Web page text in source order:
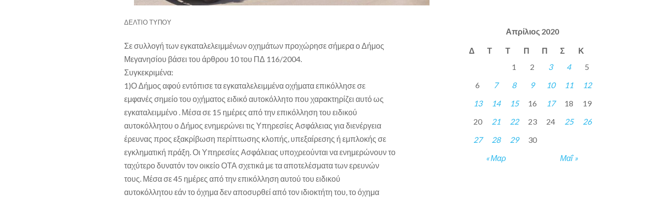
ΔΕΛΤΙΟ ΤΥΠΟΥ
Σε συλλογή των εγκαταλελειμμένων οχημάτων προχώρησε σήμερα ο Δήμος
Μεγανησίου βάσει του άρθρου 10 του ΠΔ 116/2004.
Συγκεκριμένα:
1)Ο Δήμος αφού εντόπισε τα εγκαταλελειμμένα οχήματα επικόλλησε σε
εμφανές σημείο του οχήματος ειδικό αυτοκόλλητο που χαρακτηρίζει αυτό ως
εγκαταλειμμένο . Μέσα σε 15 ημέρες από την επικόλληση του ειδικού
αυτοκόλλητου ο Δήμος ενημερώνει τις Υπηρεσίες Ασφάλειας για διενέργεια
έρευνας προς εξακρίβωση περίπτωσης κλοπής, υπεξαίρεσης ή εμπλοκής σε
εγκληματική πράξη. Οι Υπηρεσίες Ασφάλειας υποχρεούνται να ενημερώνουν το
ταχύτερο δυνατόν τον οικείο ΟΤΑ σχετικά με τα αποτελέσματα των ερευνών
τους. Μέσα σε 45 ημέρες από την επικόλληση αυτού του ειδικού
αυτοκόλλητου εάν το όχημα δεν αποσυρθεί από τον ιδιοκτήτη του, το όχημα
Απρίλιος 2020
Δ Τ Τ Π Π Σ Κ
« Μαρ Μαΐ »
1 2 3 4
5
6
7 8 9 10 11
12
13
14 15 16 17 18
19
20
21 22 23 24 25
26
27
28 29 30